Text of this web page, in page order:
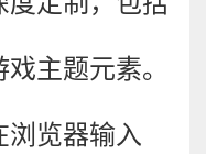
主题元素。
浏览器输入